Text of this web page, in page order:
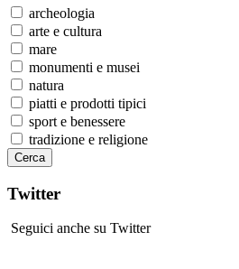
archeologia
arte e cultura
mare
monumenti e musei
natura
piatti e prodotti tipici
sport e benessere
tradizione e religione
Twitter
Seguici anche su Twitter